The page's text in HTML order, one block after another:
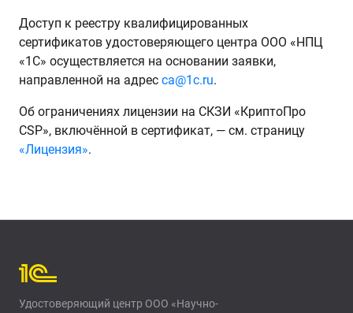
Доступ к реестру квалифицированных
сертификатов удостоверяющего центра ООО «НПЦ
«1С» осуществляется на основании заявки,
направленной на адрес ca@1c.ru.
Об ограничениях лицензии на СКЗИ «КриптоПро
CSP», включённой в сертификат, — см. страницу
«Лицензия».
Удостоверяющий центр ООО «Научно-